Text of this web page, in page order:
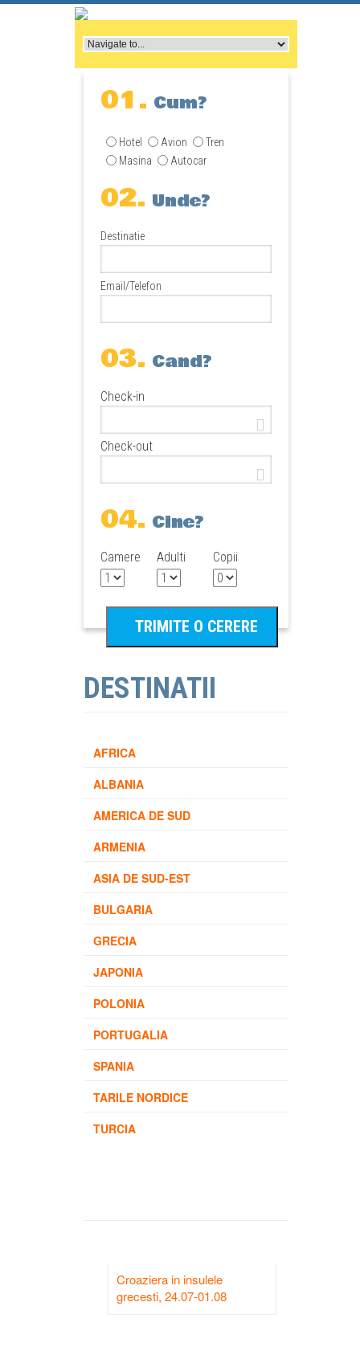
01. Cum?
Hotel Avion
Tren
Masina
Autocar
02. Unde?
Destinatie
Email/Telefon
03. Cand?
Check-in
Check-out
04. Cine?
Camere Adulti Copii
DESTINATII
AFRICA
ALBANIA
AMERICA DE SUD
ARMENIA
ASIA DE SUD-EST
BULGARIA
GRECIA
JAPONIA
POLONIA
PORTUGALIA
SPANIA
TARILE NORDICE
TURCIA
Croaziera in insulele
grecesti, 24.07-01.08